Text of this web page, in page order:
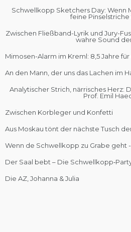
Schwellkopp Sketchers Day: Wenn
feine
Zwischen Fließband-Lyrik und Jury-
wahre Sound
Mimosen-Alarm im Kreml: 8,5 Jahre
An den Mann, der uns das Lachen im
Analytischer Strich, närrisches Herz:
Prof. Emil
Zwischen Korbleger und Konfetti
Aus Moskau tönt der nächste Tusch
Wenn de Schwellkopp zu Grabe geht
Der Saal bebt – Die
Die AZ, Johanna & Julia